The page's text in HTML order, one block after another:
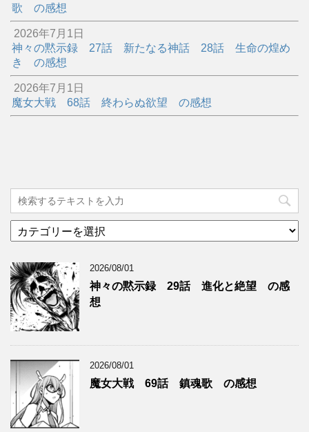
歌 の感想
2026年7月1日
神々の黙示録 27話 新たなる神話 28話 生命の煌め
き の感想
2026年7月1日
魔女大戦 68話 終わらぬ欲望 の感想
テ
リ
ー
2026/08/01
神々の黙示録 29話 進化と絶望 の感
想
2026/08/01
魔女大戦 69話 鎮魂歌 の感想